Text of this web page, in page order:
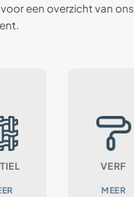
voor een overzicht van ons
VERF
MEER